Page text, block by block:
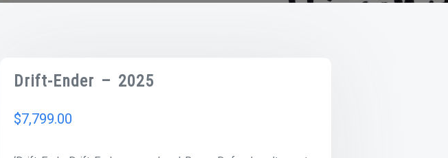
Drift-Ender – 2025
$7,799.00